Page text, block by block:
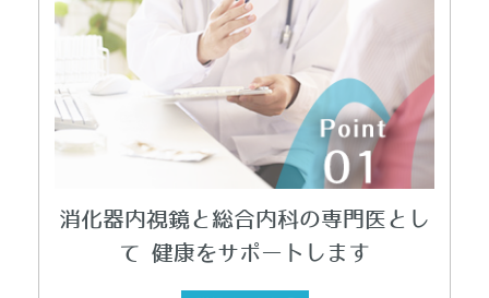
消化器内視鏡と総合内科の専門医とし
て 健康をサポートします